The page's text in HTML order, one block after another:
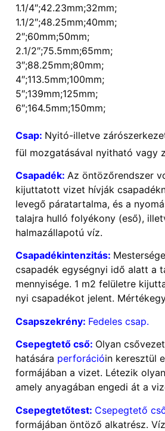
1.1/4″;42.23mm;32mm;
1.1/2″;48.25mm;40mm;
2″;60mm;50mm;
2.1/2″;75.5mm;65mm;
3″;88.25mm;80mm;
4″;113.5mm;100mm;
5″;139mm;125mm;
6″;164.5mm;150mm;
Csap: Nyitó-illetve
fül mozgatásával nyitható vagy
Csapadék: Az öntözőrendszer
kijuttatott vizet hívják
levegő páratartalma, és a
talajra hulló folyékony (eső),
halmazállapotú víz.
Csapadékintenzitás:
csapadék egységnyi idő alatt a
mennyisége. 1 m2 felületre
nyi csapadékot jelent.
Csapszekrény: Fedeles csap.
Csepegtető cső: Olyan
hatására perforációin keresztül
formájában a vizet. Létezik
amely anyagában engedi át a
Csepegtetőtest: Csepegtető
formájában öntöző alkatrész.